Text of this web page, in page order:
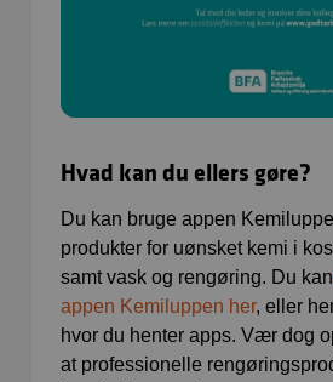
Hvad kan du ellers gøre?
Du kan bruge appen
produkter for uønsket kemi i
samt vask og rengøring. Du kan
appen Kemiluppen her, eller
hvor du henter apps. Vær dog
at professionelle